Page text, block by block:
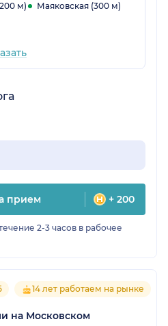
м)
Маяковская (300 м)
прием + 200
2-3 часов в рабочее
14 лет работаем на рынке
на Московском